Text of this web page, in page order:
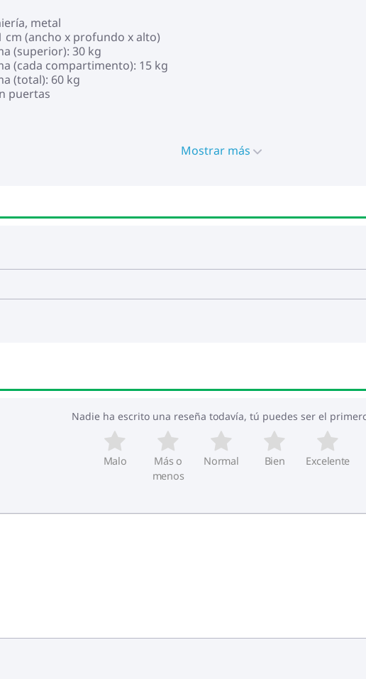
metal
cm (ancho x profundo x alto)
(superior): 30 kg
(cada compartimento): 15 kg
(total): 60 kg
puertas
Mostrar más
Nadie ha escrito una reseña todavía, tú puedes ser el
Malo
Más o
menos
Normal Bien Excelente